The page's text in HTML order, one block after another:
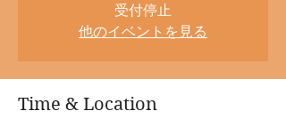
受付停止
他のイベントを見る
Time & Location